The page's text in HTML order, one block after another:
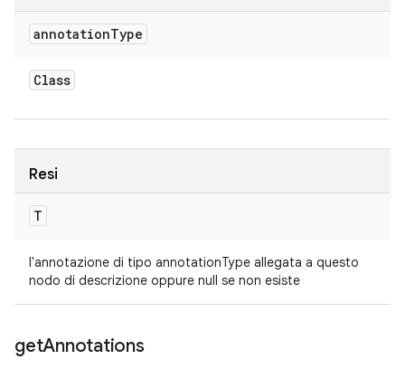
annotationType
Class
Resi
T
l'annotazione di tipo annotationType allegata a questo
nodo di descrizione oppure null se non esiste
getAnnotations